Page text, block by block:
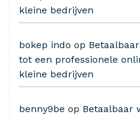
kleine bedrijven
bokep indo op
tot een professionele
kleine bedrijven
benny9be op Betaalbaar